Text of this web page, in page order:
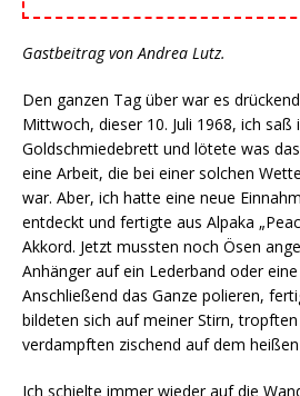
Gastbeitrag von Andrea Lutz.
Den ganzen Tag über war es
Mittwoch, dieser 10. Juli 1968, ich saß
Goldschmiedebrett und lötete was
eine Arbeit, die bei einer solchen
war. Aber, ich hatte eine neue
entdeckt und fertigte aus Alpaka
Akkord. Jetzt mussten noch Ösen
Anhänger auf ein Lederband oder
Anschließend das Ganze polieren,
bildeten sich auf meiner Stirn,
verdampften zischend auf dem
Ich schielte immer wieder auf die